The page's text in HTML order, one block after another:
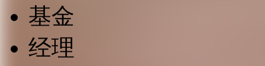
基金
经理